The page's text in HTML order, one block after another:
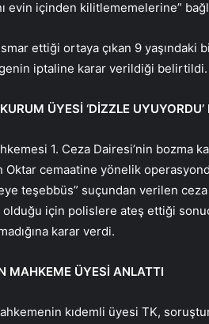
evin içinden kilitlememelerine”
ettiği ortaya çıkan 9
iptaline karar verildiği belirtildi.
ÜYESİ ‘DİZZLE UYUYORDU’
1. Ceza Dairesi’nin bozma
Oktar cemaatine yönelik
teşebbüs” suçundan verilen
için polislere ateş ettiği
karar verdi.
MAHKEME ÜYESİ ANLATTI
kıdemli üyesi TK,